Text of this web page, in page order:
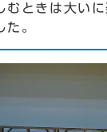
むときは大い
た。